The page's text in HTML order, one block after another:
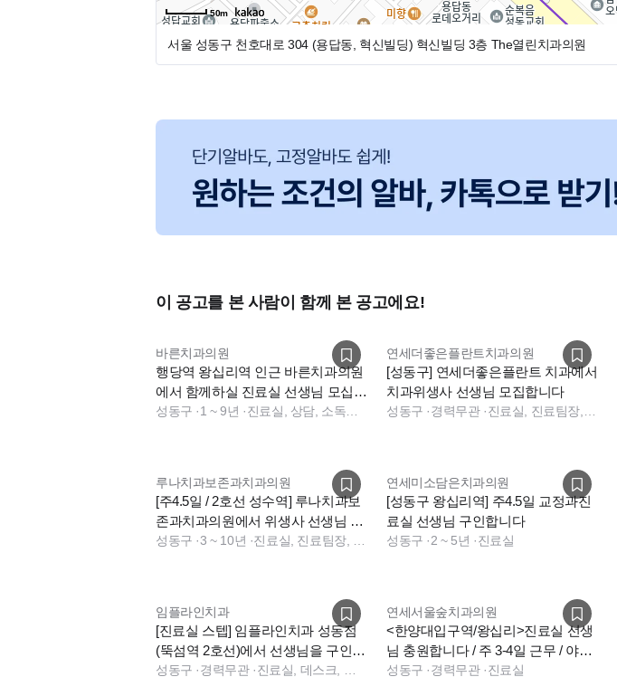
-재직자내일채움공제 제공
* 구성원 : 원장님 1명 / 실장님 1명 / 진료실 3명 / 아르바이트 1명
50m
서울 성동구 천호대로 304 (용답동, 혁신빌딩) 혁신빌딩 3층 The열린치과의원
이 공고를 본 사람이 함께 본 공고에요!
바른치과의원
행당역 왕십리역 인근 바른치과의원
에서 함께하실 진료실 선생님 모십니
다.
성동구 ·1 ~ 9년 ·
연세더좋은플란트치과의원
[성동구] 연세더좋은플란트 치과에서
치과위생사 선생님 모집합니다
성동구 ·경력무관·
루나치과보존과치과의원
[주4.5일 / 2호선 성수역] 루나치과보
존과치과의원에서 위생사 선생님 충
원합니다
성동구 ·3 ~ 10년 ·
연세미소담은치과의원
[성동구 왕십리역] 주4.5일 교정과진
료실 선생님 구인합니다
성동구 ·2 ~ 5년 ·진료실
임플라인치과
[진료실 스텝] 임플라인치과 성동점
(뚝섬역 2호선)에서 선생님을 구인합
니다.
성동구 ·경력무관·
연세서울숲치과의원
<한양대입구역/왕십리>진료실 선생
님 충원합니다 / 주 3-4일 근무 / 야간
진료 없음
성동구 ·경력무관·진료실